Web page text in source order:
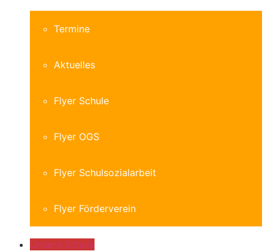
Termine
Aktuelles
Flyer Schule
Flyer OGS
Flyer Schulsozialarbeit
Flyer Förderverein
Unsere Schule